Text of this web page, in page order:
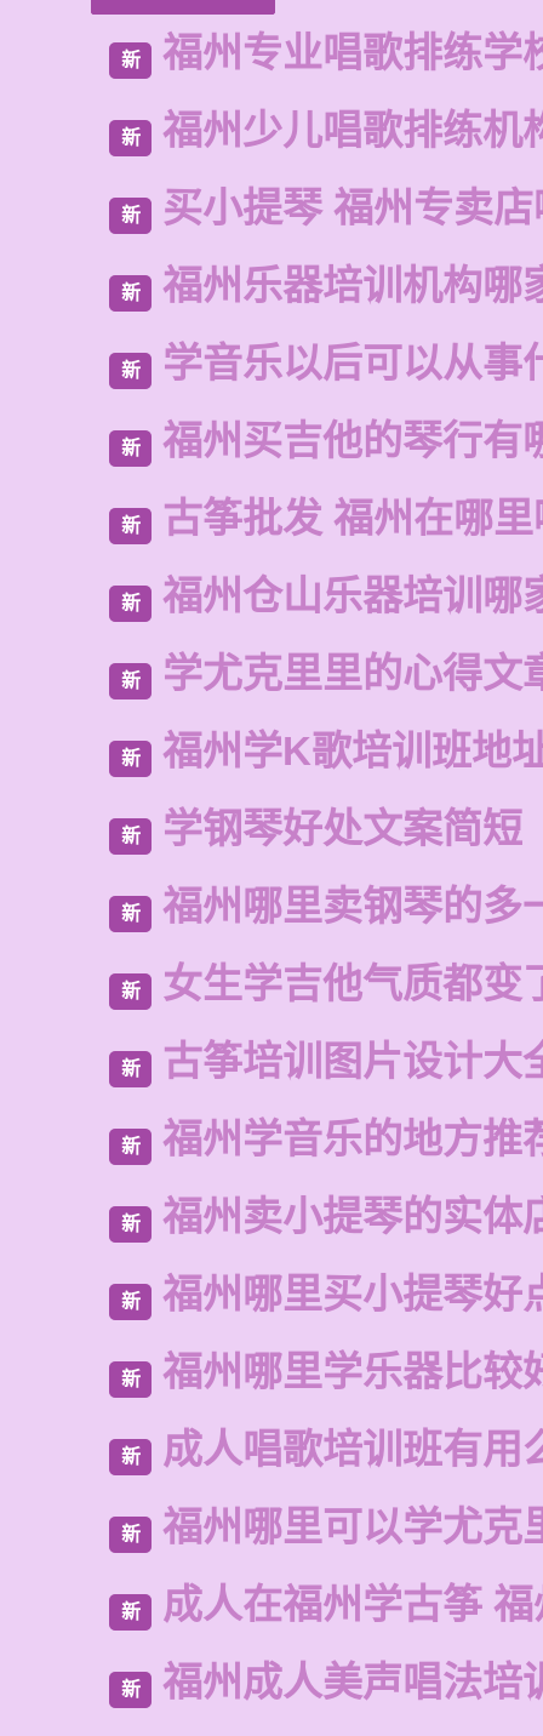
新 福州专业唱歌排练学
新 福州少儿唱歌排练机
新 买小提琴 福州专卖
新 福州乐器培训机构哪
新 学音乐以后可以从事
新 福州买吉他的琴行有
新 古筝批发 福州在哪
新 福州仓山乐器培训哪
新 学尤克里里的心得文
新 福州学K歌培训班地
新 学钢琴好处文案简短
新 福州哪里卖钢琴的多
新 女生学吉他气质都变
新 古筝培训图片设计大
新 福州学音乐的地方推
新 福州卖小提琴的实体
新 福州哪里买小提琴好
新 福州哪里学乐器比较
新 成人唱歌培训班有用
新 福州哪里可以学尤克
新 成人在福州学古筝
新 福州成人美声唱法培